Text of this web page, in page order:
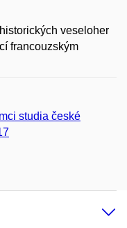
veseloher
francouzským
studia české